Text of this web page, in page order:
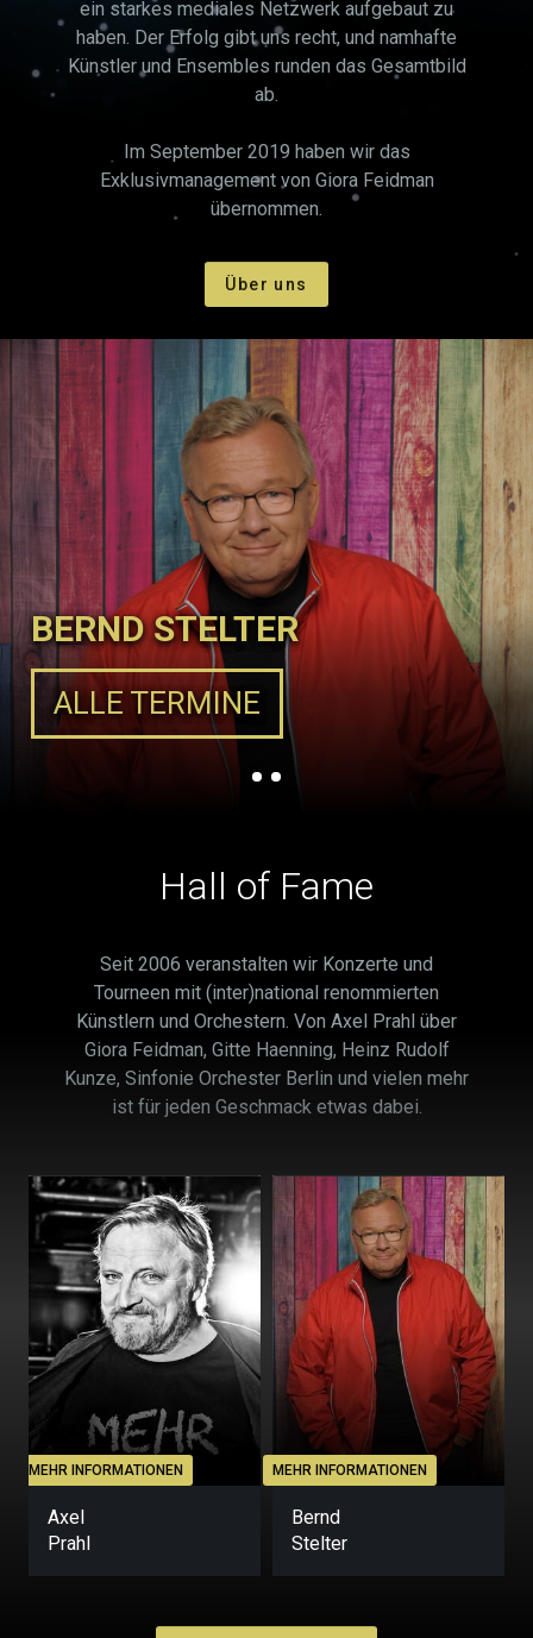
ein starkes mediales Netzwerk aufgebaut zu
haben. Der Erfolg gibt uns recht, und namhafte
Künstler und Ensembles runden das Gesamtbild
ab.
Im September 2019 haben wir das
Exklusivmanagement von Giora Feidman
übernommen.
Über uns
BERND STELTER
ALLE TERMINE
Hall of Fame
Seit 2006 veranstalten wir Konzerte und
Tourneen mit (inter)national renommierten
Künstlern und Orchestern. Von Axel Prahl über
Giora Feidman, Gitte Haenning, Heinz Rudolf
Kunze, Sinfonie Orchester Berlin und vielen mehr
ist für jeden Geschmack etwas dabei.
MEHR INFORMATIONEN
Axel
Prahl
MEHR INFORMATIONEN
Bernd
Stelter